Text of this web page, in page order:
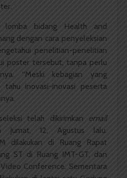
lomba bidang Health and
dengan cara penyeleksian
penelitian-penelitian
poster tersebut, tanpa perlu
“Meski kebagian yang
tahu inovasi-inovasi peserta
telah dikirimkan email
Jumat, 12, Agustus lalu.
dilakukan di Ruang Rapat
ST di Ruang IMT-GT, dan
Conference. Sementara